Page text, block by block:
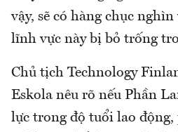
vậy, sẽ có hàng chục
lĩnh vực này bị bỏ trống
Chủ tịch Technology
Eskola nêu rõ nếu Phần
lực trong độ tuổi lao